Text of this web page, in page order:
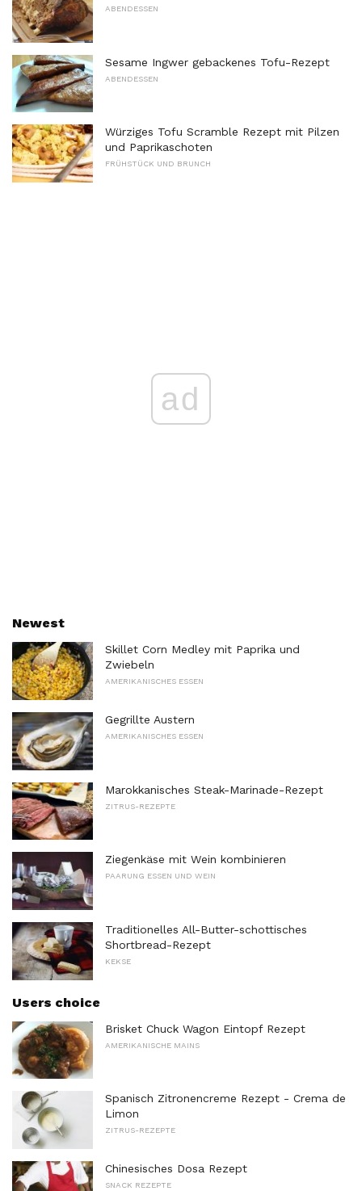
ABENDESSEN
Sesame Ingwer gebackenes Tofu-Rezept
ABENDESSEN
Würziges Tofu Scramble Rezept mit Pilzen
und Paprikaschoten
FRÜHSTÜCK UND BRUNCH
ad
Newest
Skillet Corn Medley mit Paprika und
Zwiebeln
AMERIKANISCHES ESSEN
Gegrillte Austern
AMERIKANISCHES ESSEN
Marokkanisches Steak-Marinade-Rezept
ZITRUS-REZEPTE
Ziegenkäse mit Wein kombinieren
PAARUNG ESSEN UND WEIN
Traditionelles All-Butter-schottisches
Shortbread-Rezept
KEKSE
Users choice
Brisket Chuck Wagon Eintopf Rezept
AMERIKANISCHE MAINS
Spanisch Zitronencreme Rezept - Crema de
Limon
ZITRUS-REZEPTE
Chinesisches Dosa Rezept
SNACK REZEPTE